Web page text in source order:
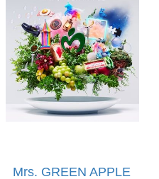
止) 環球官方進口
Mrs. GREEN APPLE